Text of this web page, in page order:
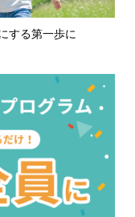
法×究極睡眠』1Dayワー